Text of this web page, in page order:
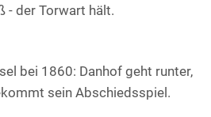
- der Torwart hält.
bei 1860: Danhof geht runter,
sein Abschiedsspiel.